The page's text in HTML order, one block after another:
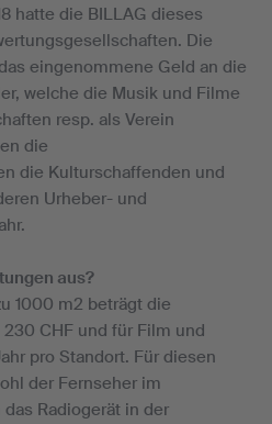
hatte die BILLAG dieses
Die
eingenommene Geld an die
welche die Musik und Filme
resp. als Verein
die
die Kulturschaffenden und
Urheber- und
aus?
1000 m2 beträgt die
CHF und für Film und
pro Standort. Für diesen
der Fernseher im
Radiogerät in der